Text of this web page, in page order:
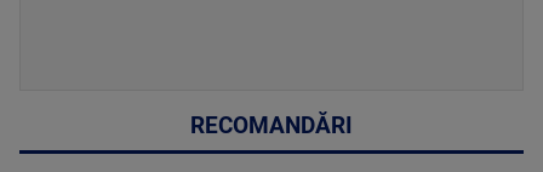
RECOMANDĂRI